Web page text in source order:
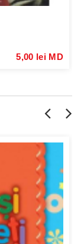
5,00 lei MD